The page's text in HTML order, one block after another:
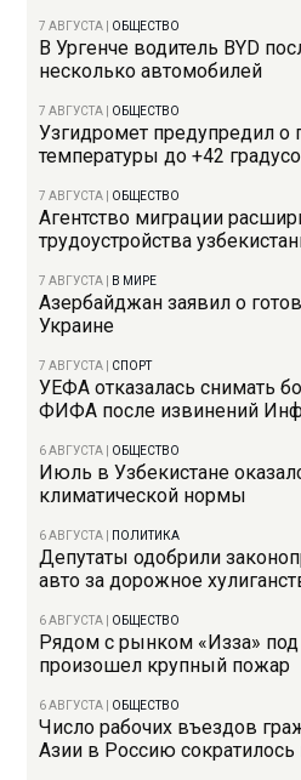
7 АВГУСТА ОБЩЕСТВО
В Ургенче водитель BYD
несколько автомобилей
7 АВГУСТА ОБЩЕСТВО
Узгидромет предупредил
температуры до +42
7 АВГУСТА ОБЩЕСТВО
Агентство миграции
трудоустройства
7 АВГУСТА В МИРЕ
Азербайджан заявил о
Украине
7 АВГУСТА СПОРТ
УЕФА отказалась снимать
ФИФА после извинений
6 АВГУСТА ОБЩЕСТВО
Июль в Узбекистане
климатической нормы
6 АВГУСТА ПОЛИТИКА
Депутаты одобрили
авто за дорожное
6 АВГУСТА ОБЩЕСТВО
Рядом с рынком «Изза»
произошел крупный пожар
6 АВГУСТА ОБЩЕСТВО
Число рабочих въездов
Азии в Россию сократилось